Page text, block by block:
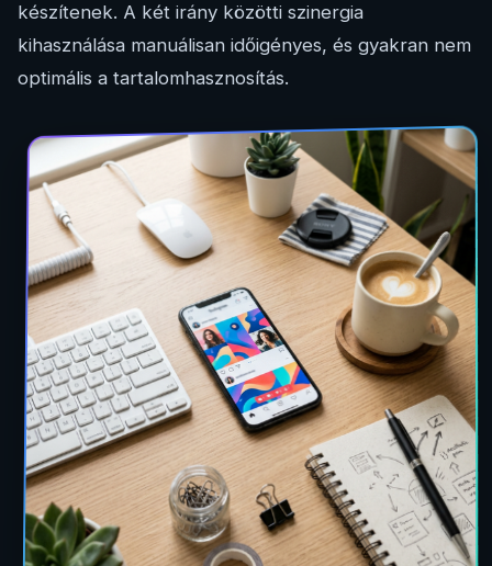
készítenek. A két irány közötti szinergia
kihasználása manuálisan időigényes, és gyakran nem
optimális a tartalomhasznosítás.